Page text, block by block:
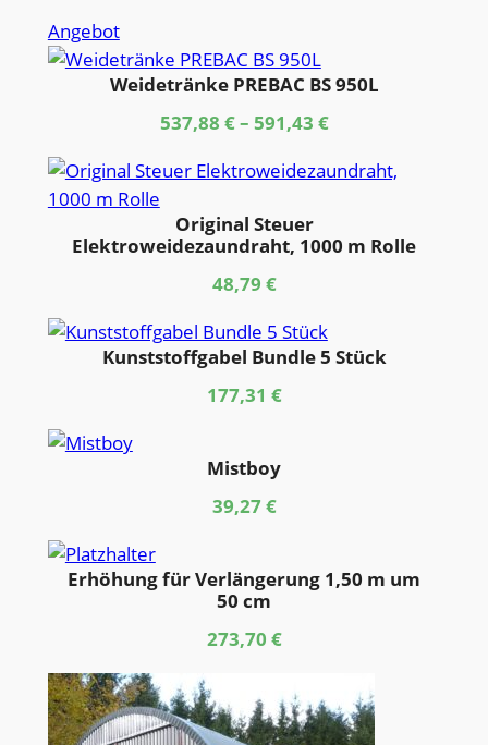
669,97 €.
AngebotProdukt
im
Angebot
Weidetränke PREBAC BS 950L
537,88 €– 591,43 €
Original Steuer
Elektroweidezaundraht, 1000 m Rolle
48,79 €
Kunststoffgabel Bundle 5 Stück
177,31 €
Mistboy
39,27€
Erhöhung für Verlängerung 1,50 m um
50 cm
273,70 €